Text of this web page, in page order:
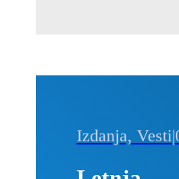
Izdanja, Vesti|